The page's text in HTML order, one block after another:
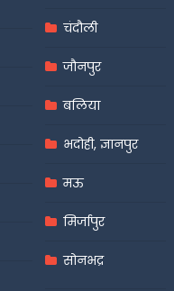
चंदौली
जौनपुर
बलिया
भदोही, ज्ञानपुर
मऊ
मिर्जापुर
सोनभद्र